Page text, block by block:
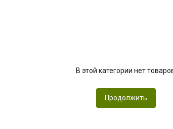
В этой категории нет
Продолжить